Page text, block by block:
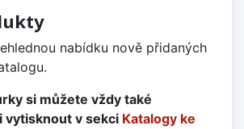
nabídku nově přidaných
si můžete vždy také
vytisknout v sekci Katalogy ke